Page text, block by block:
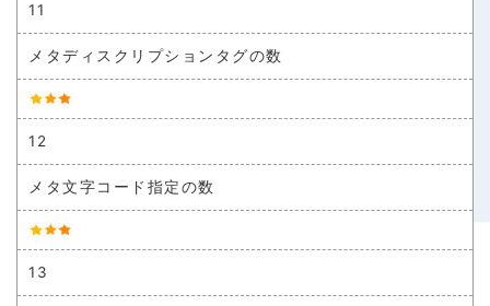
11
メタディスクリプションタグの数
12
メタ文字コード指定の数
13